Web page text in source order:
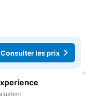
Consulter les prix
mes favoris